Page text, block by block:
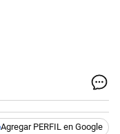
Agregar PERFIL en Google